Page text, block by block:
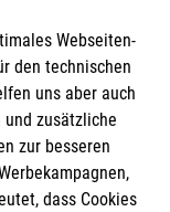
bei
und
mit Kindern
Webseiten-
den technischen
uns aber auch
zusätzliche
zur besseren
dass Cookies